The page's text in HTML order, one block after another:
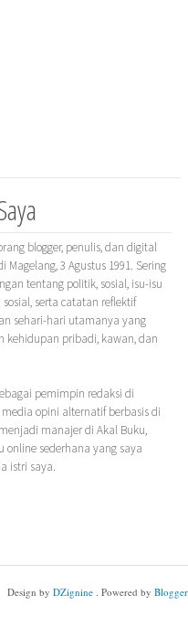
blogger, penulis, dan digital
Magelang, 3 Agustus 1991. Sering
tentang politik, sosial, isu-isu
serta catatan reflektif
sehari-hari utamanya yang
kehidupan pribadi, kawan, dan
pemimpin redaksi di
media opini alternatif berbasis di
manajer di Akal Buku,
online sederhana yang saya
istri saya.
Design by DZignine . Powered by Blogger